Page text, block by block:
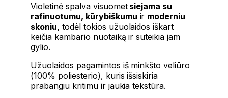
Violetinė spalva visuometsiejama su
rafinuotumu, kūrybiškumu ir moderniu
skoniu, todėl tokios užuolaidos iškart
keičia kambario nuotaiką ir suteikia jam
gylio.
Užuolaidos pagamintos iš minkšto veliūro
(100% poliesterio), kuris išsiskiria
prabangiu kritimu ir jaukia tekstūra.